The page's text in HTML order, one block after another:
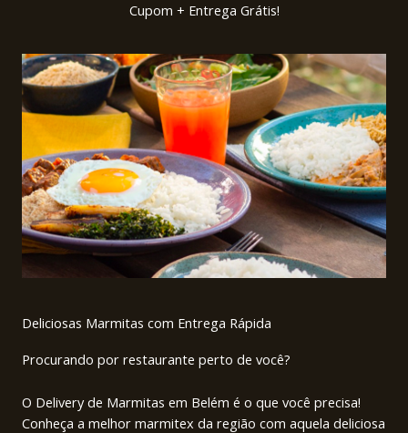
Cupom + Entrega Grátis!
Deliciosas Marmitas com Entrega Rápida
Procurando por restaurante perto de você?
O Delivery de Marmitas em Belém é o que você precisa!
Conheça a melhor marmitex da região com aquela deliciosa